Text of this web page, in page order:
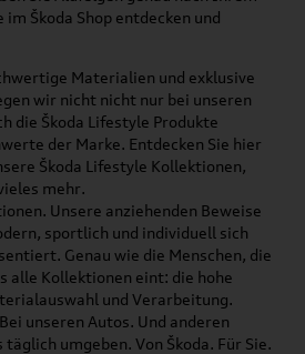
Škoda Shop entdecken und
Materialien und exklusive
wir nicht nicht nur bei unseren
die Škoda Lifestyle Produkte
der Marke. Entdecken Sie hier
Škoda Lifestyle Kollektionen,
mehr.
Unsere anziehenden Beweise
sportlich und individuell sich
Genau wie die Menschen, die
alle Kollektionen eint: die hohe
und Verarbeitung.
unseren Autos. Und anderen
täglich umgeben. Von Škoda. Für Sie.